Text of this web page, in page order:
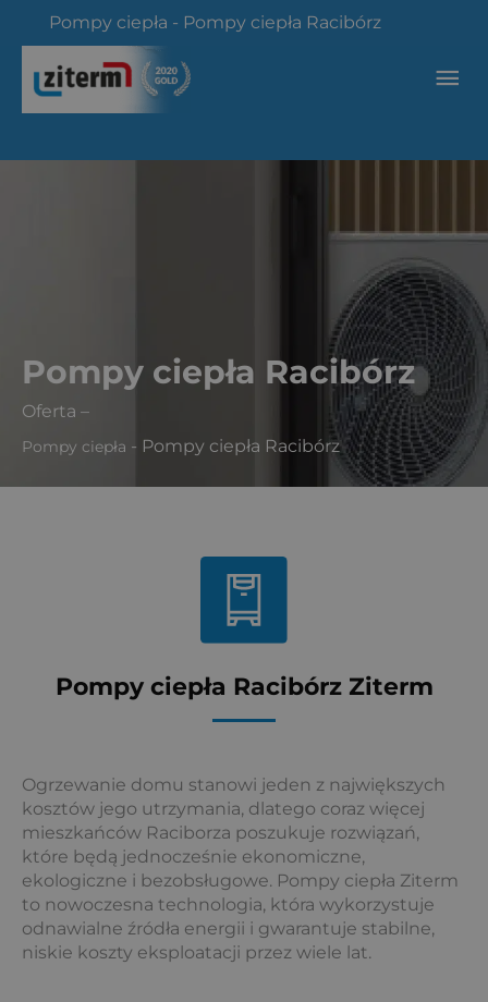
Pompy ciepła - Pompy ciepła Racibórz
Pompy ciepła Racibórz
Oferta –
Pompy ciepła - Pompy ciepła Racibórz
Pompy ciepła Racibórz Ziterm
Ogrzewanie domu stanowi jeden z największych
kosztów jego utrzymania, dlatego coraz więcej
mieszkańców Raciborza poszukuje rozwiązań,
które będą jednocześnie ekonomiczne,
ekologiczne i bezobsługowe. Pompy ciepła Ziterm
to nowoczesna technologia, która wykorzystuje
odnawialne źródła energii i gwarantuje stabilne,
niskie koszty eksploatacji przez wiele lat.